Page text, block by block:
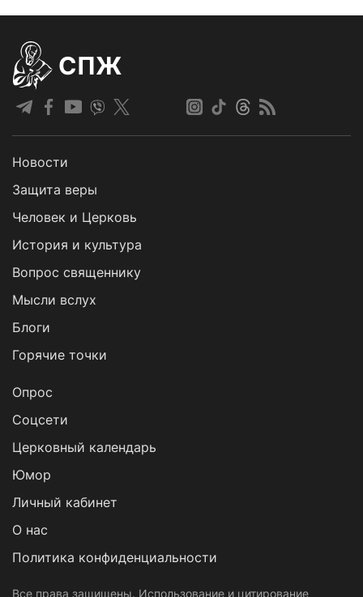
СПЖ
Новости
Защита веры
Человек и Церковь
История и культура
Вопрос священнику
Мысли вслух
Блоги
Горячие точки
Опрос
Cоцсети
Церковный календарь
Юмор
Личный кабинет
О нас
Политика конфиденциальности
Все права защищены. Использование и цитирование